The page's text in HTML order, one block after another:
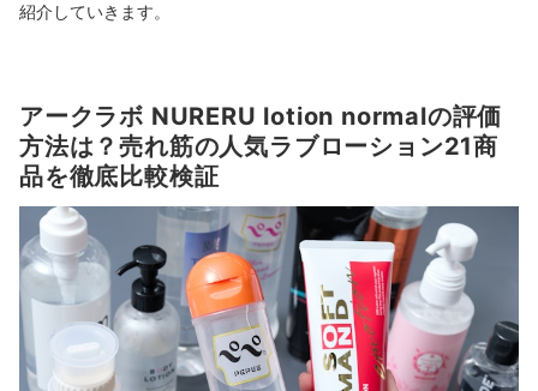
紹介していきます。
アークラボ NURERU lotion normalの評価
方法は？売れ筋の人気ラブローション21商
品を徹底比較検証